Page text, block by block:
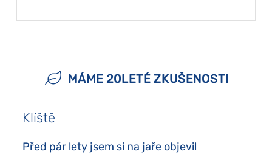
MÁME 20LETÉ ZKUŠENOSTI
Klíště
Před pár lety jsem si na jaře objevil